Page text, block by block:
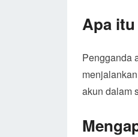
Apa
Pengganda
akun dalam